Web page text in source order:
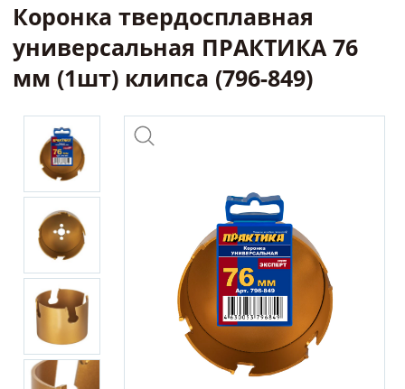
Коронка твердосплавная
универсальная ПРАКТИКА 76
мм (1шт) клипса (796-849)